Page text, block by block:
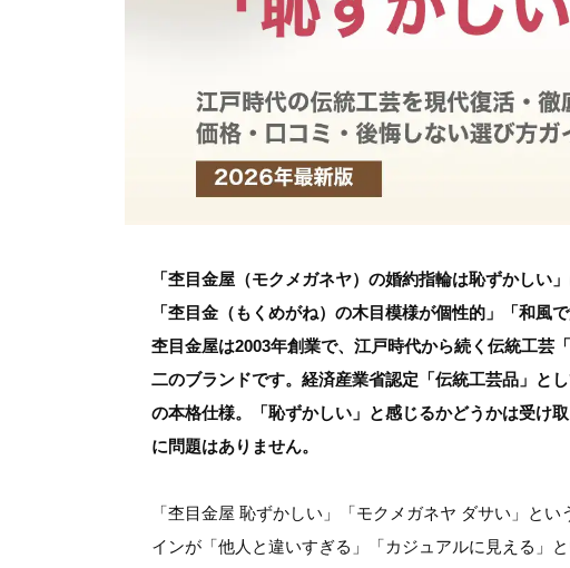
「杢目金屋（モクメガネヤ）の婚約指輪は恥ずかしい
「杢目金（もくめがね）の木目模様が個性的」「和風
杢目金屋は2003年創業で、江戸時代から続く伝統工芸
二のブランドです。経済産業省認定「伝統工芸品」と
の本格仕様。「恥ずかしい」と感じるかどうかは受け
に問題はありません。
「杢目金屋 恥ずかしい」「モクメガネヤ ダサい」と
インが「他人と違いすぎる」「カジュアルに見える」